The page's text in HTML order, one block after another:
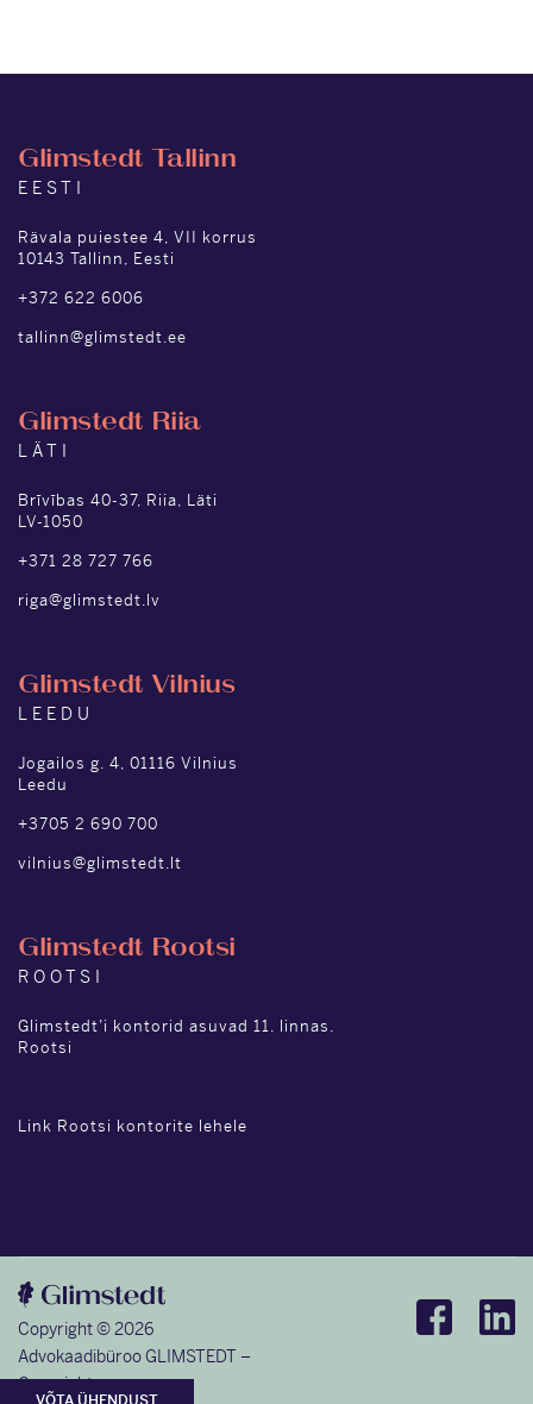
Glimstedt Tallinn
EESTI
Rävala puiestee 4, VII korrus
10143 Tallinn, Eesti
+372 622 6006
tallinn@glimstedt.ee
Glimstedt Riia
LÄTI
Brīvības 40-37, Riia, Läti
LV-1050
+371 28 727 766
riga@glimstedt.lv
Glimstedt Vilnius
LEEDU
Jogailos g. 4, 01116 Vilnius
Leedu
+3705 2 690 700
vilnius@glimstedt.lt
Glimstedt Rootsi
ROOTSI
Glimstedt’i kontorid asuvad 11. linnas.
Rootsi
Link Rootsi kontorite lehele
Copyright © 2026
Advokaadibüroo GLIMSTEDT –
Copyrights